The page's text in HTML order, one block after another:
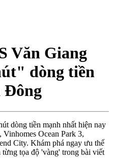
Văn Giang
dòng tiền
Đông
dòng tiền mạnh nhất hiện nay
Vinhomes Ocean Park 3,
City. Khám phá ngay ưu thế
tọa độ 'vàng' trong bài viết